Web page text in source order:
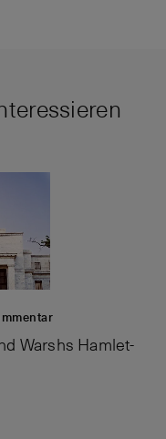
Warshs Hamlet-